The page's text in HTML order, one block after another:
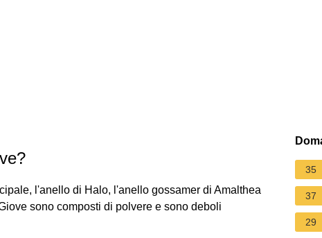
l'anello di Halo, l'anello gossamer di Amalthea
sono composti di polvere e sono deboli
35
37
29